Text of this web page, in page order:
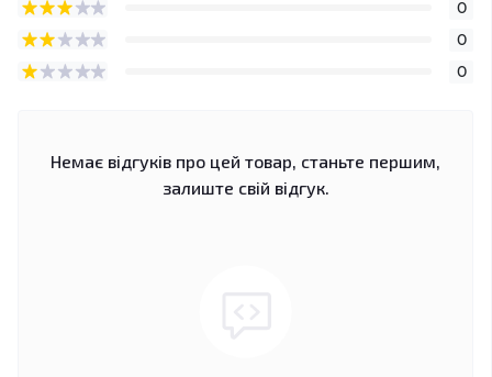
0
0
0
Немає відгуків про цей товар, станьте першим,
залиште свій відгук.